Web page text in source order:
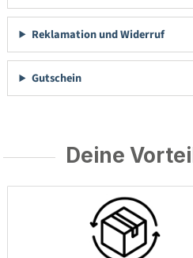
Reklamation und Widerruf
Gutschein
Deine